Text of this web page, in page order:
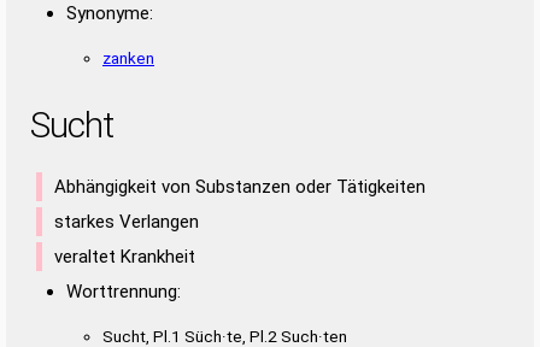
Synonyme:
zanken
Sucht
Abhängigkeit von Substanzen oder Tätigkeiten
starkes Verlangen
veraltet Krankheit
Worttrennung:
Sucht, Pl.1 Süch·te, Pl.2 Such·ten